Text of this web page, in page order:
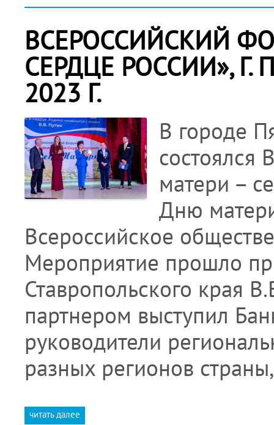
ВСЕРОССИЙСКИЙ
СЕРДЦЕ РОССИИ», Г.
2023 Г.
В городе
состоялся
матери –
Дню
Всероссийское
Мероприятие прошло
Ставропольского края
партнером выступил
руководители
разных регионов
читать далее